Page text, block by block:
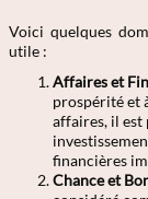
Voici quelques
utile :
Affaires et
prospérité et
affaires, il est
financières
Chance et